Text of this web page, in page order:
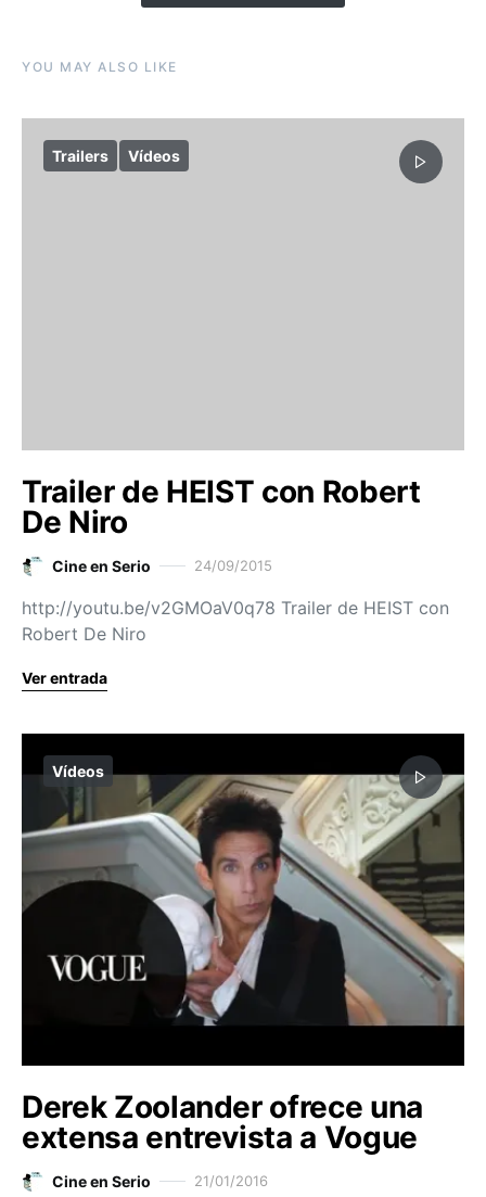
YOU MAY ALSO LIKE
Trailers Vídeos
Trailer de HEIST con Robert
De Niro
Cine en Serio 24/09/2015
http://youtu.be/v2GMOaV0q78 Trailer de HEIST con
Robert De Niro
Ver entrada
Vídeos
Derek Zoolander ofrece una
extensa entrevista a Vogue
Cine en Serio 21/01/2016